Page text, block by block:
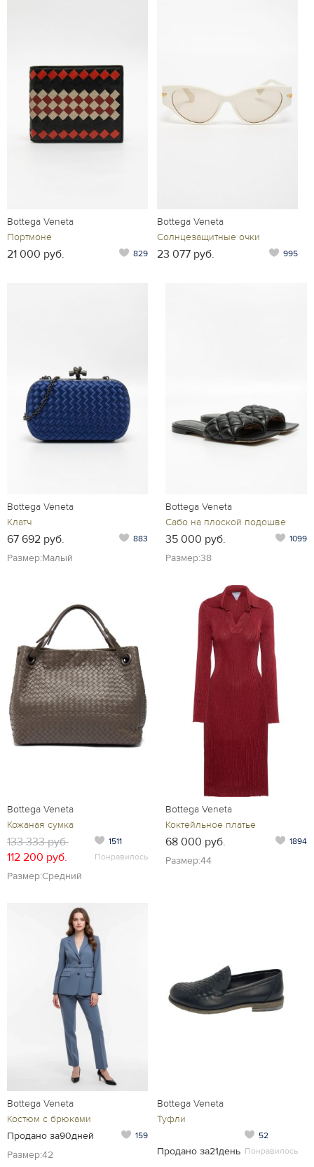
Bottega Veneta
Портмоне
21 000 руб. 829
Bottega Veneta
Солнцезащитные очки
23 077 руб. 995
Bottega Veneta
Клатч
67 692 руб. 883
Размер:Малый
Bottega Veneta
Сабо на плоской подошве
35 000 руб. 1099
Размер:38
Bottega Veneta
Кожаная сумка
133 333 руб.
112 200 руб.
1511
Понравилось
Размер:Средний
Bottega Veneta
Коктейльное платье
68 000 руб. 1894
Размер:44
Bottega Veneta
Костюм с брюками
Продано за90дней
159
Размер:42
Bottega Veneta
Туфли
Продано за21день
52
Понравилось